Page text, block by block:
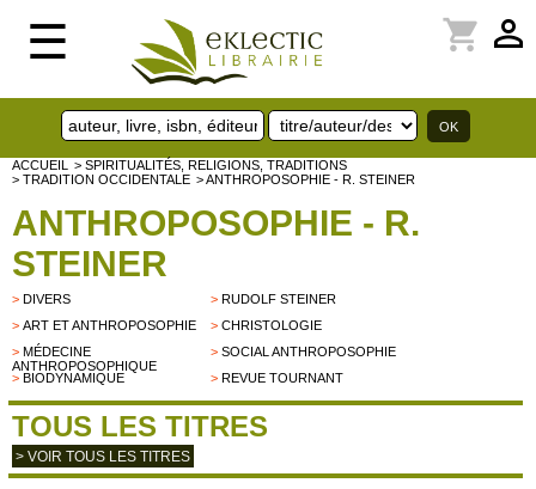
☰ perm_identity
shopping_cart
ACCUEIL
> SPIRITUALITÉS, RELIGIONS, TRADITIONS
> TRADITION OCCIDENTALE > ANTHROPOSOPHIE - R. STEINER
ANTHROPOSOPHIE - R.
STEINER
> DIVERS >RUDOLF STEINER
> ART ET ANTHROPOSOPHIE >CHRISTOLOGIE
> MÉDECINE
ANTHROPOSOPHIQUE
>SOCIAL ANTHROPOSOPHIE
> BIODYNAMIQUE >REVUE TOURNANT
TOUS LES TITRES
> VOIR TOUS LES TITRES